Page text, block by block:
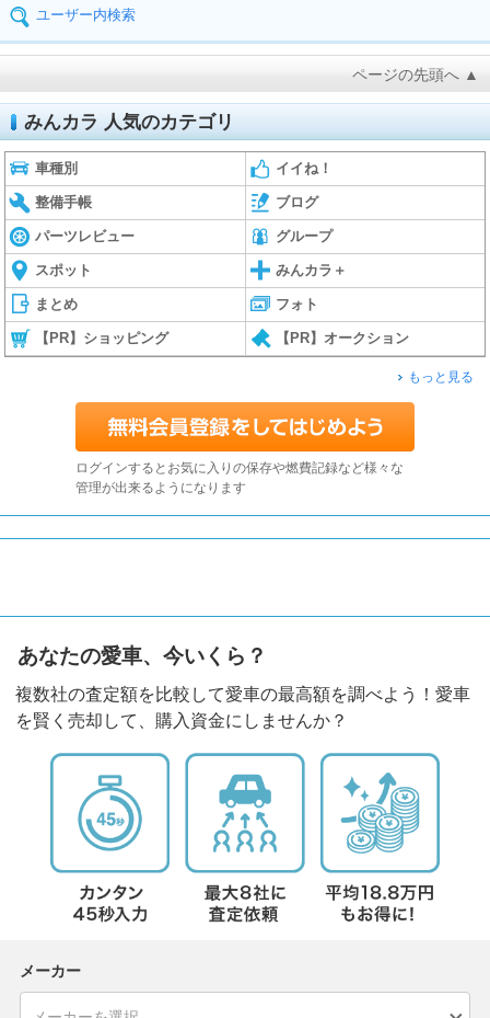
ユーザー内検索
ページの先頭へ ▲
みんカラ 人気のカテゴリ
車種別 イイね！
整備手帳 ブログ
パーツレビュー グループ
スポット みんカラ＋
まとめ フォト
【PR】ショッピング 【PR】オークション
もっと見る
ログインするとお気に入りの保存や燃費記録など様々な
管理が出来るようになります
あなたの愛車、今いくら？
複数社の査定額を比較して愛車の最高額を調べよう！愛車
を賢く売却して、購入資金にしませんか？
メーカー